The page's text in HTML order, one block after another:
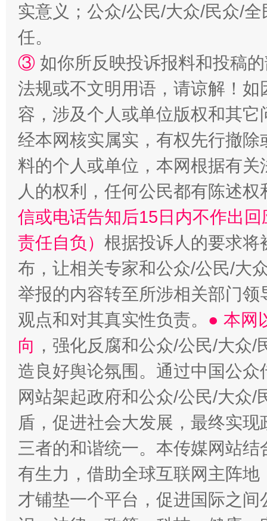
实意义；公众/公民/大众/民众/
任。
③ 如你所反映投诉报料和投稿
法规或不文明用语，请谅解！
容，涉及个人或单位版权和其它
经本网核实属实，有权先行撤
料的个人或单位，本网根据有
人的权利，任何公民都有陈述
信或电话告知后15日内不作出
责任自负） 根据投诉人的要求将
布，让相关专家和公众/公民/大
举报的内容转至所涉相关部门
观点和对其真实性负责。 ● 本网
向 ，强化反腐和公众/公民/大众
造良好舆论氛围。通过中国公
网站架起政府和公众/公民/大众
盾，促进社会大发展，最终实
三者的和谐统一。本传媒网站
有生力，借助全球互联网主阵
才铺垫一个平台，促进国际之